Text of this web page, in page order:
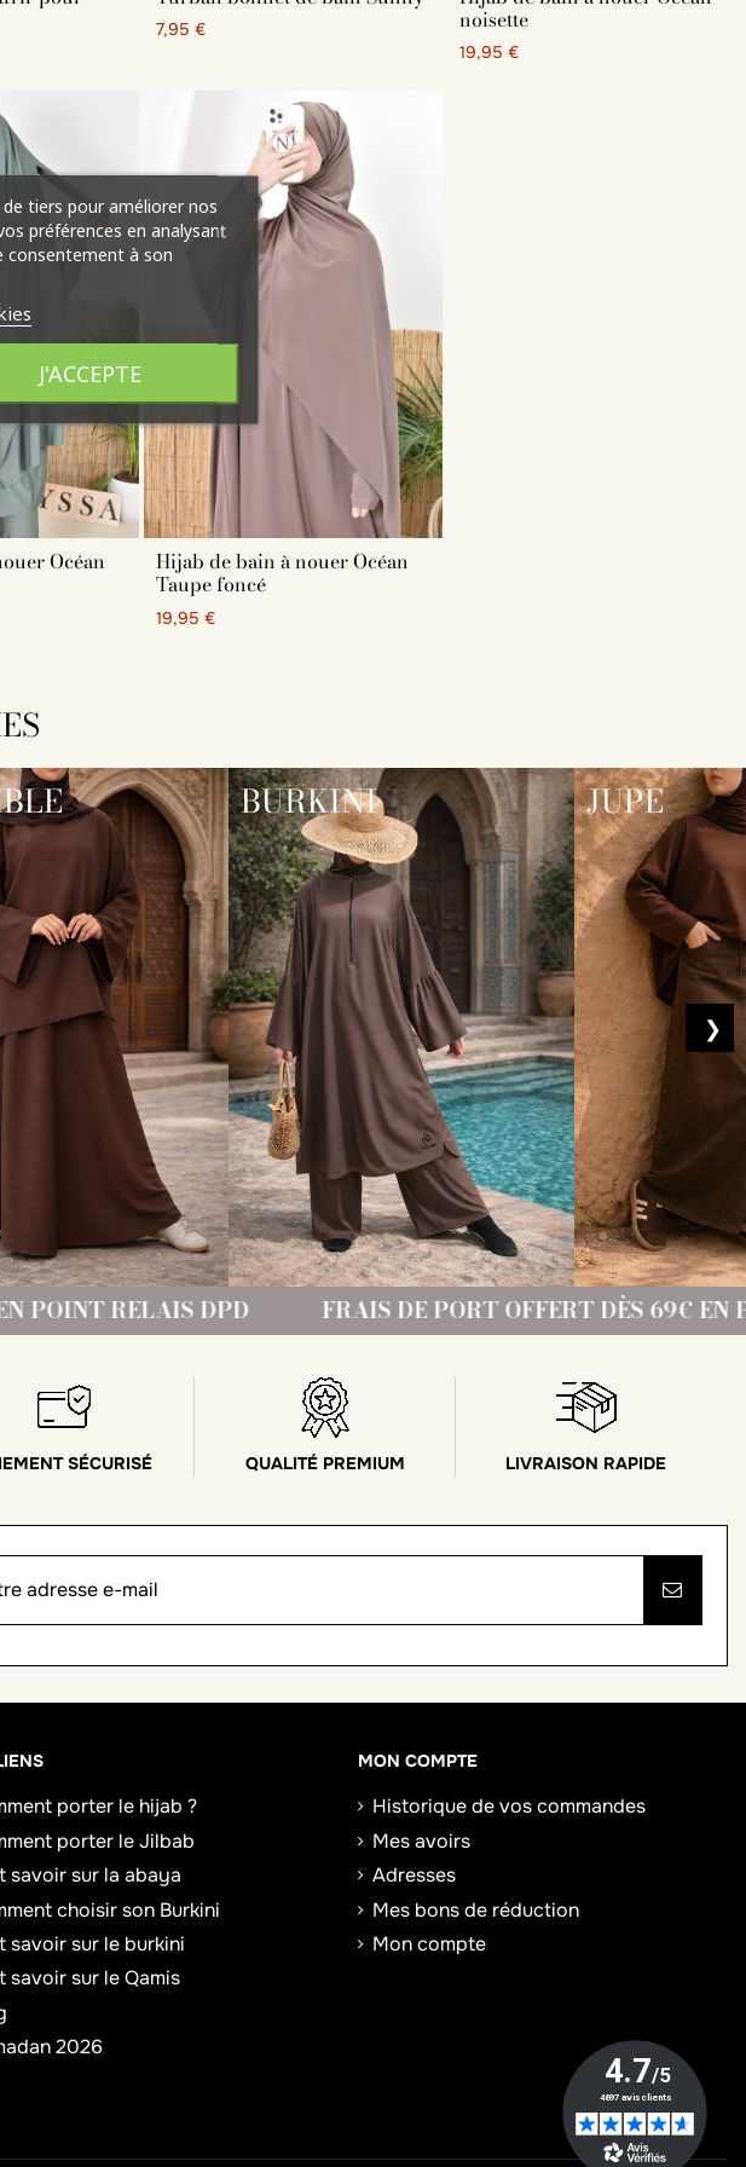
7,95 € noisette
19,95 €
Océan Hijab de bain à nouer Océan
Taupe foncé
19,95 €
BURKINI JUPE
❯
DPD FRAIS DE PORT OFFERT DÈS 69€ EN POINT RELAIS
SÉCURISÉ QUALITÉ PREMIUM LIVRAISON RAPIDE
porter le hijab ?
porter le Jilbab
savoir sur la abaya
choisir son Burkini
savoir sur le burkini
savoir sur le Qamis
2026
MON COMPTE
Historique de vos commandes
Mes avoirs
Adresses
Mes bons de réduction
Mon compte
tiers pour améliorer nos
préférences en analysant
consentement à son
J'ACCEPTE